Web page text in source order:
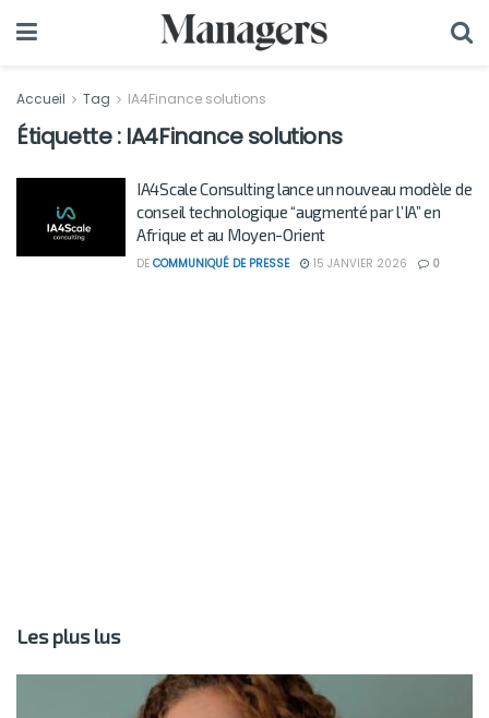
Accueil Tag IA4Finance solutions
Étiquette : IA4Finance solutions
IA4Scale Consulting lance un nouveau modèle de
conseil technologique “augmenté par l’IA” en
Afrique et au Moyen-Orient
DE COMMUNIQUÉ DE PRESSE 15 JANVIER 2026 0
Les plus lus